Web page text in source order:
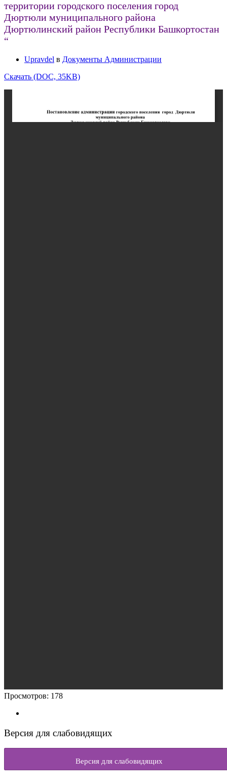
территории городского поселения город
Дюртюли муниципального района
Дюртюлинский район Республики Башкортостан
“
Upravdel в Документы Администрации
Скачать (DOC, 35KB)
Просмотров: 178
Версия для слабовидящих
Версия для слабовидящих